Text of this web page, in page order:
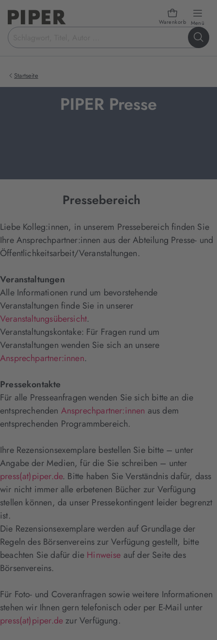
Warenkorb Menü
Suchbegriff
eingeben
Startseite
PIPER Presse
Pressebereich
Liebe Kolleg:innen, in unserem Pressebereich finden Sie
Ihre Ansprechpartner:innen aus der Abteilung Presse- und
Öffentlichkeitsarbeit/Veranstaltungen.
Veranstaltungen
Alle Informationen rund um bevorstehende
Veranstaltungen finde Sie in unserer
Veranstaltungsübersicht.
Veranstaltungskontake: Für Fragen rund um
Veranstaltungen wenden Sie sich an unsere
Ansprechpartner:innen.
Pressekontakte
Für alle Presseanfragen wenden Sie sich bitte an die
entsprechenden Ansprechpartner:innen aus dem
entsprechenden Programmbereich.
Ihre Rezensionsexemplare bestellen Sie bitte – unter
Angabe der Medien, für die Sie schreiben – unter
press(at)piper.de. Bitte haben Sie Verständnis dafür, dass
wir nicht immer alle erbetenen Bücher zur Verfügung
stellen können, da unser Pressekontingent leider begrenzt
ist.
Die Rezensionsexemplare werden auf Grundlage der
Regeln des Börsenvereins zur Verfügung gestellt, bitte
beachten Sie dafür die Hinweise auf der Seite des
Börsenvereins.
Für Foto- und Coveranfragen sowie weitere Informationen
stehen wir Ihnen gern telefonisch oder per E-Mail unter
press(at)piper.dezur Verfügung.